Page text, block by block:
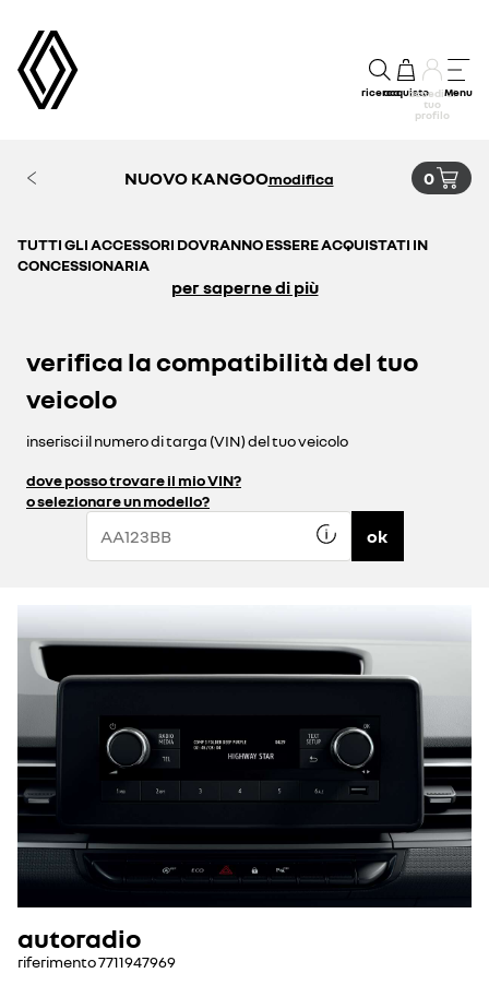
ricercaacquistoaccedi al
tuo
profilo
Menu
NUOVO KANGOOmodifica 0
TUTTI GLI ACCESSORI DOVRANNO ESSERE ACQUISTATI IN
CONCESSIONARIA
per saperne di più
verifica la compatibilità del tuo
veicolo
inserisci il numero di targa (VIN) del tuo veicolo
dove posso trovare il mio VIN?
o selezionare un modello?
ok
autoradio
riferimento7711947969